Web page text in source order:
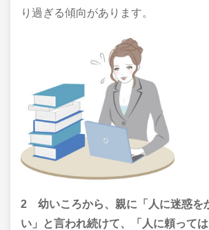
り過ぎる傾向があります。
2 幼いころから、親に「人に迷惑を
い」と言われ続けて、「人に頼って